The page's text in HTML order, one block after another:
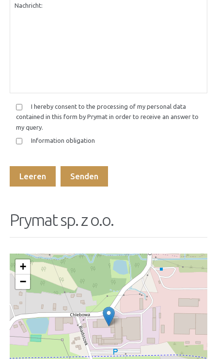
I hereby consent to the processing of my personal data
contained in this form by Prymat in order to receive an answer to
my query.
Information obligation
Prymat sp. z o.o.
+
−